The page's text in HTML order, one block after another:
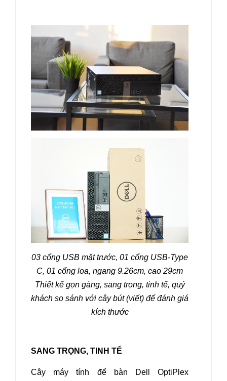
03 cổng USB mặt trước, 01 cổng USB-Type
C, 01 cổng loa, ngang 9.26cm, cao 29cm
Thiết kế gọn gàng, sang trọng, tinh tế, quý
khách so sánh với cây bút (viết) để đánh giá
kích thước
SANG TRỌNG, TINH TẾ
Cây máy tính để bàn Dell OptiPlex